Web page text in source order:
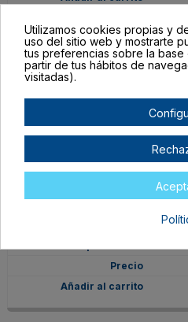
Utilizamos cookies propias y
uso del sitio web y mostrarte
tus preferencias sobre la
partir de tus hábitos de
visitadas).